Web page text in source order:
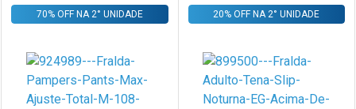
FECHAR
Laboratório
FECHAR
Por Menos Laboratório
Por Menos
70% OFF NA 2° UNIDADE 20% OFF NA 2° UNIDADE